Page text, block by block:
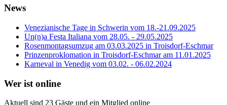
News
Venezianische Tage in Schwerin vom 18.-21.09.2025
Un(n)a Festa Italiana vom 28.05. - 29.05.2025
Rosenmontagsumzug am 03.03.2025 in Troisdorf-Eschmar
Prinzenproklomation in Troisdorf-Eschmar am 11.01.2025
Karneval in Venedig vom 03.02. - 06.02.2024
Wer ist online
Aktuell sind 23 Gäste und ein Mitglied online